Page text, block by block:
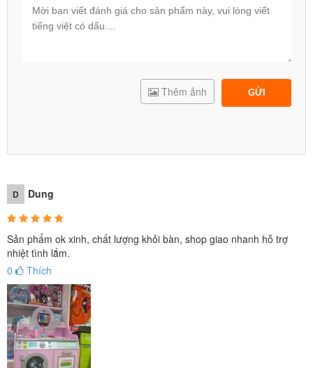
Con sẽ được làm quen và chủ động hơn trong việc vệ sinh cá nhân
mỗi khi thức dậy: chải đầu, đánh răng, rửa mặt, makle up, giặt đồ,
cất đồ....
GỬI
Thêm ảnh
D Dung
Sản phẩm ok xinh, chất lượng khỏi bàn, shop giao nhanh hỗ trợ
nhiệt tình lắm.
0
Thích